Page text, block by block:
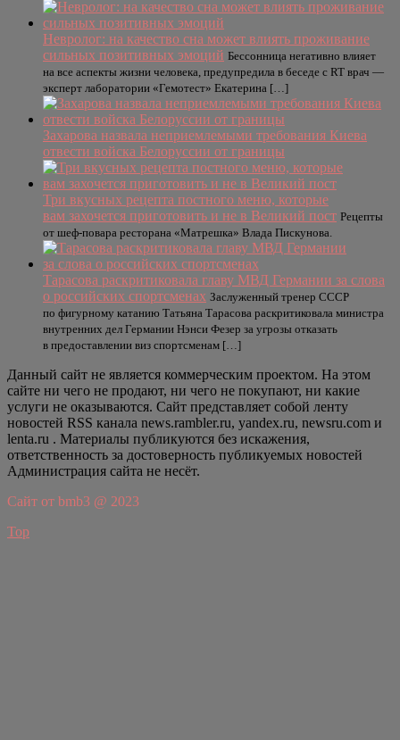
Невролог: на качество сна может влиять проживание
сильных позитивных эмоций Бессонница негативно влияет
на все аспекты жизни человека, предупредила в беседе с RT врач —
эксперт лаборатории «Гемотест» Екатерина […]
Захарова назвала неприемлемыми требования Киева
отвести войска Белоруссии от границы
Три вкусных рецепта постного меню, которые
вам захочется приготовить и не в Великий пост Рецепты
от шеф-повара ресторана «Матрешка» Влада Пискунова.
Тарасова раскритиковала главу МВД Германии за слова
о российских спортсменах Заслуженный тренер СССР
по фигурному катанию Татьяна Тарасова раскритиковала министра
внутренних дел Германии Нэнси Фезер за угрозы отказать
в предоставлении виз спортсменам […]
Данный сайт не является коммерческим проектом. На этом
сайте ни чего не продают, ни чего не покупают, ни какие
услуги не оказываются. Сайт представляет собой ленту
новостей RSS канала news.rambler.ru, yandex.ru, newsru.com и
lenta.ru . Материалы публикуются без искажения,
ответственность за достоверность публикуемых новостей
Администрация сайта не несёт.
Сайт от bmb3 @ 2023
Top